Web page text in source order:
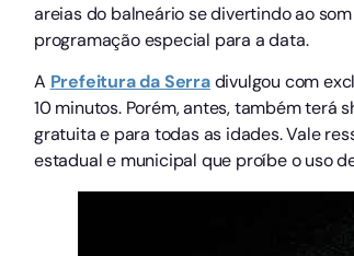
areias do balneário se divertindo ao
programação especial para a data.
A Prefeitura da Serradivulgou com
10 minutos. Porém, antes, também terá
gratuita e para todas as idades. Vale
estadual e municipal que proíbe o uso